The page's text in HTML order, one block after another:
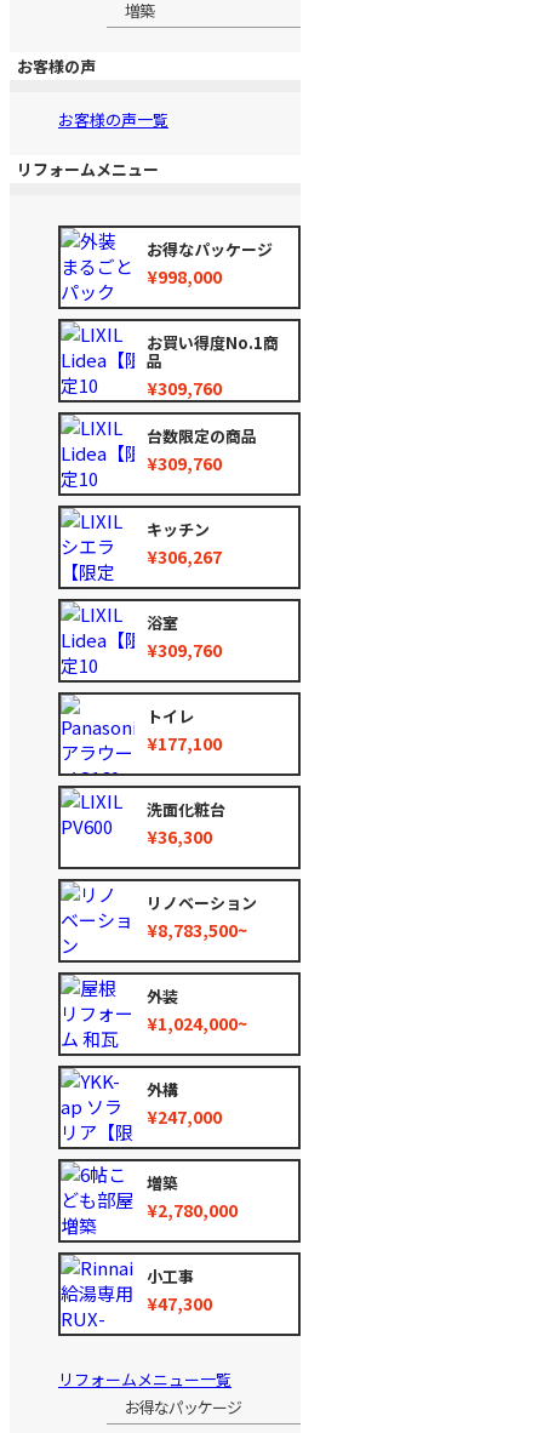
増築
お客様の声
お客様の声一覧
リフォームメニュー
お得なパッケージ
¥998,000
お買い得度No.1商
品
¥309,760
台数限定の商品
¥309,760
キッチン
¥306,267
浴室
¥309,760
トイレ
¥177,100
洗面化粧台
¥36,300
リノベーション
¥8,783,500~
外装
¥1,024,000~
外構
¥247,000
増築
¥2,780,000
小工事
¥47,300
リフォームメニュー一覧
お得なパッケージ